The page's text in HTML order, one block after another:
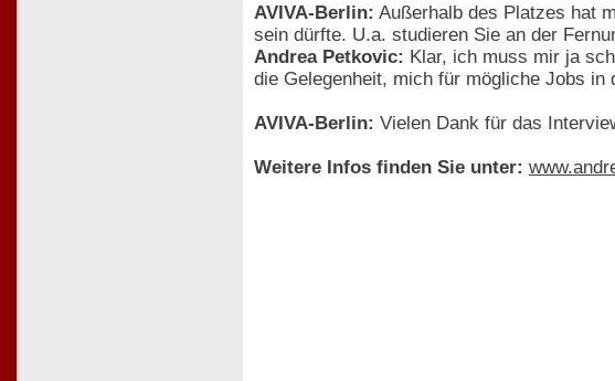
AVIVA-Berlin: Außerhalb des Platzes hat
sein dürfte. U.a. studieren Sie an der
Andrea Petkovic: Klar, ich muss mir ja
die Gelegenheit, mich für mögliche Jobs
AVIVA-Berlin: Vielen Dank für das
Weitere Infos finden Sie unter: